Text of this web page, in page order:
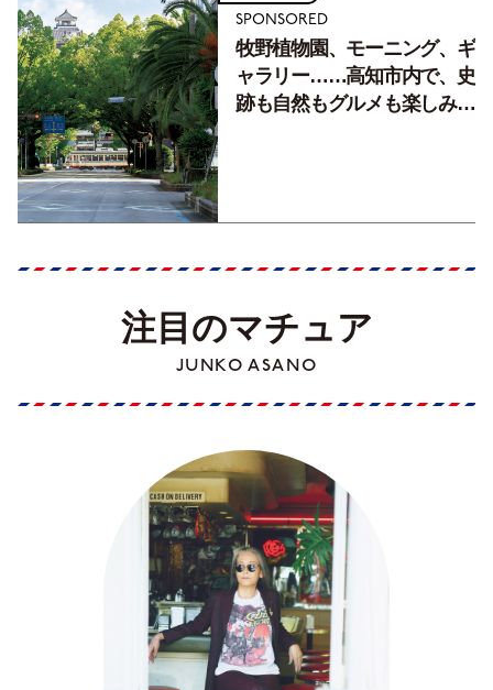
SPONSORED
牧野植物園、モーニング、ギ
ャラリー……高知市内で、史
跡も自然もグルメも楽しみ尽
注目のマチュア
JUNKO ASANO